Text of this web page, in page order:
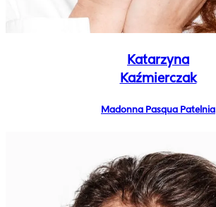
Katarzyna
Kaźmierczak
Madonna Pasqua Patelnia